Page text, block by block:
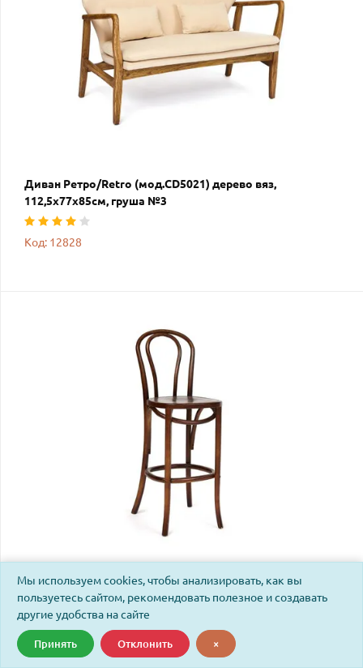
Диван Ретро/Retro (мод.CD5021) дерево вяз,
112,5х77х85см, груша №3
Код: 12828
Стул барный Тонет Классик Бар Чаир/Thonet Classic Bar
Chair (мод.СE6069) дерево вяз, 43х50,5х111, темный
орех №5
Код: 12825
Мы используем cookies, чтобы анализировать, как вы
пользуетесь сайтом, рекомендовать полезное и создавать
другие удобства на сайте
Принять Отклонить ×